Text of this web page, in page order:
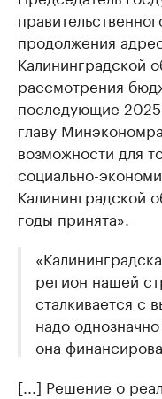
продолжения
Калининградской
рассмотрения
последующие
главу
возможности для
социально-
Калининградской
годы принята».
регион нашей
сталкивается с
надо
она
[...] Решение о